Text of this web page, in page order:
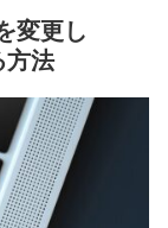
変更し
方法